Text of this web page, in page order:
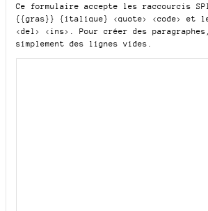
Ce formulaire accepte les raccourcis
{{gras}} {italique} <quote> <code>
et le
<del> <ins>
. Pour créer des
simplement des lignes vides.